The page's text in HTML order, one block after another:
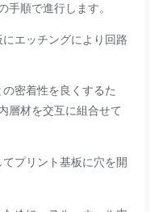
順で進行します。
エッチングにより回路
密着性を良くするた
層材を交互に組合せて
プリント基板に穴を開